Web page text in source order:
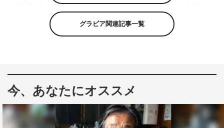
本作のテーマは、ロシア語で「友達」を意味する“ドル
ーク”。出演者は上口耕平、多和田任益、辻本祐樹、小早
川俊輔／井澤巧麻（Wキャスト）、小林且弥／鎌苅健太
年の物語”を題材にした3つのオムニバスストーリーを、男
性5人の会話劇によって、時には感情的に、時には不条理
に、時には笑いを交えながら描き出す。
グラビア関連記事一覧
今、あなたにオススメ